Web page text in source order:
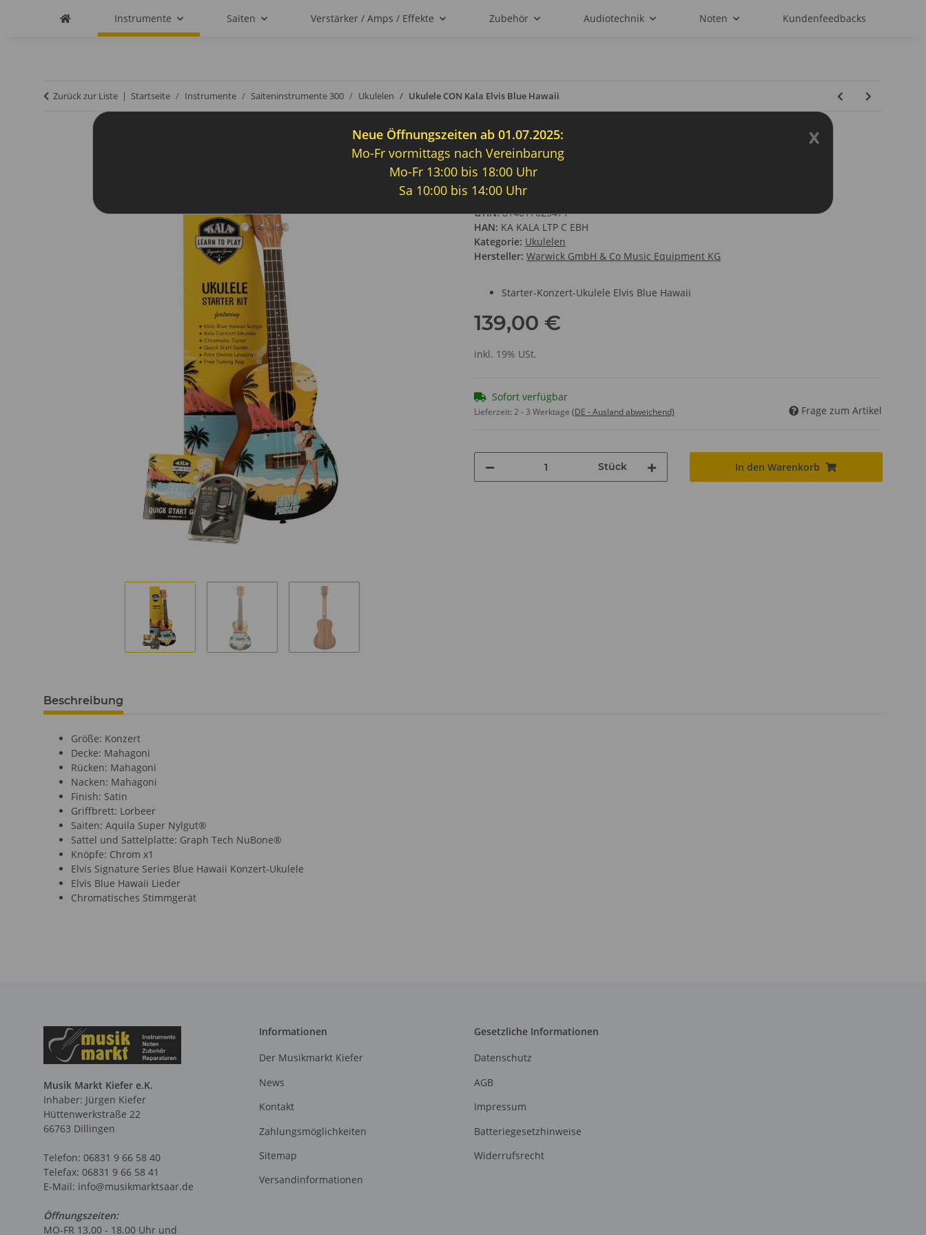
Instrumente Saiten Verstärker / Amps / Effekte Zubehör Audiotechnik Noten Kundenfeedbacks
Zurück zur Liste Startseite Instrumente Saiteninstrumente 300 Ukulelen Ukulele CON Kala Elvis Blue Hawaii
Ukulele CON Kala Elvis Blue Hawaii
Artikelnummer:
GTIN: 814017025471
HAN: KA KALA LTP C EBH
Kategorie: Ukulelen
Hersteller: Warwick GmbH & Co Music Equipment KG
Starter-Konzert-Ukulele Elvis Blue Hawaii
139,00 €
inkl. 19% USt.
Sofort verfügbar
Lieferzeit: 2 - 3 Werktage (DE - Ausland abweichend) Frage zum Artikel
Stück In den Warenkorb
Beschreibung
Größe: Konzert
Decke: Mahagoni
Rücken: Mahagoni
Nacken: Mahagoni
Finish: Satin
Griffbrett: Lorbeer
Saiten: Aquila Super Nylgut®
Sattel und Sattelplatte: Graph Tech NuBone®
Knöpfe: Chrom x1
Elvis Signature Series Blue Hawaii Konzert-Ukulele
Elvis Blue Hawaii Lieder
Chromatisches Stimmgerät
Musik Markt Kiefer e.K.
Inhaber: Jürgen Kiefer
Hüttenwerkstraße 22
66763 Dillingen
Telefon: 06831 9 66 58 40
Telefax: 06831 9 66 58 41
E-Mail: info@musikmarktsaar.de
Öffnungszeiten:
MO-FR 13.00 - 18.00 Uhr und
Informationen
Der Musikmarkt Kiefer
News
Kontakt
Zahlungsmöglichkeiten
Sitemap
Versandinformationen
Gesetzliche Informationen
Datenschutz
AGB
Impressum
Batteriegesetzhinweise
Widerrufsrecht
x
Neue Öffnungszeiten ab 01.07.2025:
Mo-Fr vormittags nach Vereinbarung
Mo-Fr 13:00 bis 18:00 Uhr
Sa 10:00 bis 14:00 Uhr